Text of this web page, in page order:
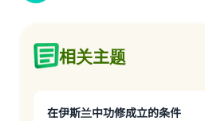
相关主题
在伊斯兰中功修成立的条件